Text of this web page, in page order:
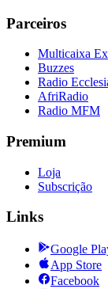
Parceiros
Multicaixa
Buzzes
Radio
AfriRadio
Radio MFM
Premium
Loja
Subscrição
Links
Google
App Store
Facebook